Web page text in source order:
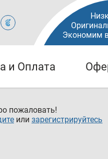
Экономим
и Оплата
пожаловать!
или зарегистрируйтесь